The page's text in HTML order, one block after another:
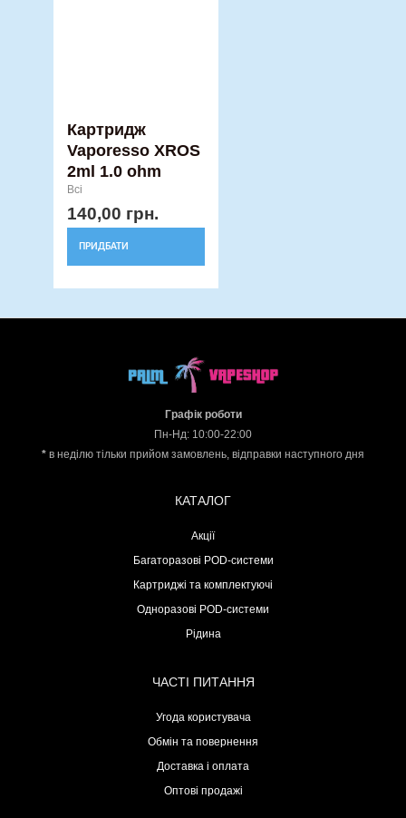
Картридж
Vaporesso XROS
2ml 1.0 ohm
Всі
140,00 грн.
ПРИДБАТИ
Графік роботи
Пн-Нд: 10:00-22:00
* в неділю тільки прийом замовлень, відправки наступного дня
КАТАЛОГ
Акції
Багаторазові POD-системи
Картриджі та комплектуючі
Одноразові POD-системи
Рідина
ЧАСТІ ПИТАННЯ
Угода користувача
Обмін та повернення
Доставка і оплата
Оптові продажі